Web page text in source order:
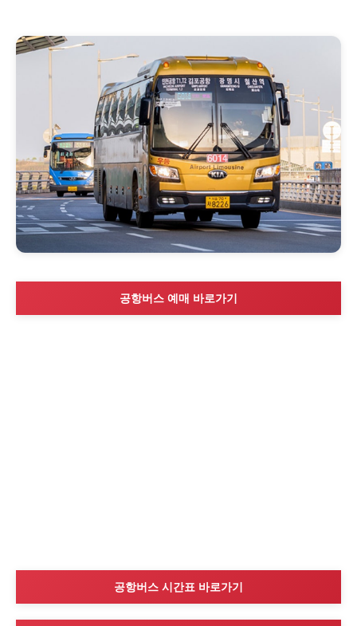
공항버스 예매 바로가기
공항버스 시간표 바로가기